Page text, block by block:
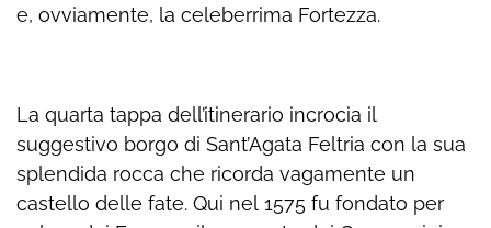
e, ovviamente, la celeberrima Fortezza.
La quarta tappa dell’itinerario incrocia il
suggestivo borgo di Sant’Agata Feltria con la sua
splendida rocca che ricorda vagamente un
castello delle fate. Qui nel 1575 fu fondato per